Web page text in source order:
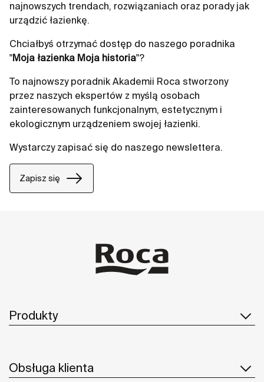
najnowszych trendach, rozwiązaniach oraz porady jak
urządzić łazienkę.
Chciałbyś otrzymać dostęp do naszego poradnika
"Moja łazienka Moja historia"?
To najnowszy poradnik Akademii Roca stworzony
przez naszych ekspertów z myślą osobach
zainteresowanych funkcjonalnym, estetycznym i
ekologicznym urządzeniem swojej łazienki.
Wystarczy zapisać się do naszego newslettera.
Zapisz się
Produkty
Obsługa klienta